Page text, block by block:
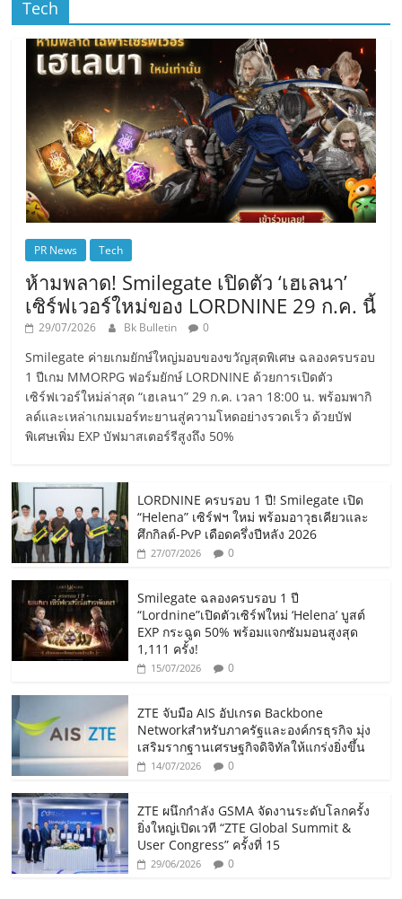
Tech
PR News Tech
ห้ามพลาด! Smilegate เปิดตัว ‘เฮเลนา’
เซิร์ฟเวอร์ใหม่ของ LORDNINE 29 ก.ค. นี้
29/07/2026 Bk Bulletin 0
Smilegate ค่ายเกมยักษ์ใหญ่มอบของขวัญสุดพิเศษ ฉลองครบรอบ
1 ปีเกม MMORPG ฟอร์มยักษ์ LORDNINE ด้วยการเปิดตัว
เซิร์ฟเวอร์ใหม่ล่าสุด “เฮเลนา” 29 ก.ค. เวลา 18:00 น. พร้อมพากิ
ลด์และเหล่าเกมเมอร์ทะยานสู่ความโหดอย่างรวดเร็ว ด้วยบัฟ
พิเศษเพิ่ม EXP บัฟมาสเตอร์รีสูงถึง 50%
LORDNINE ครบรอบ 1 ปี! Smilegate เปิด
“Helena” เซิร์ฟฯ ใหม่ พร้อมอาวุธเคียวและ
ศึกกิลด์-PvP เดือดครึ่งปีหลัง 2026
27/07/2026 0
Smilegate ฉลองครบรอบ 1 ปี
“Lordnine”เปิดตัวเซิร์ฟใหม่ ‘Helena’ บูสต์
EXP กระฉูด 50% พร้อมแจกซัมมอนสูงสุด
1,111 ครั้ง!
15/07/2026 0
ZTE จับมือ AIS อัปเกรด Backbone
Networkสำหรับภาครัฐและองค์กรธุรกิจ มุ่ง
เสริมรากฐานเศรษฐกิจดิจิทัลให้แกร่งยิ่งขึ้น
14/07/2026 0
ZTE ผนึกกำลัง GSMA จัดงานระดับโลกครั้ง
ยิ่งใหญ่เปิดเวที “ZTE Global Summit &
User Congress” ครั้งที่ 15
29/06/2026 0